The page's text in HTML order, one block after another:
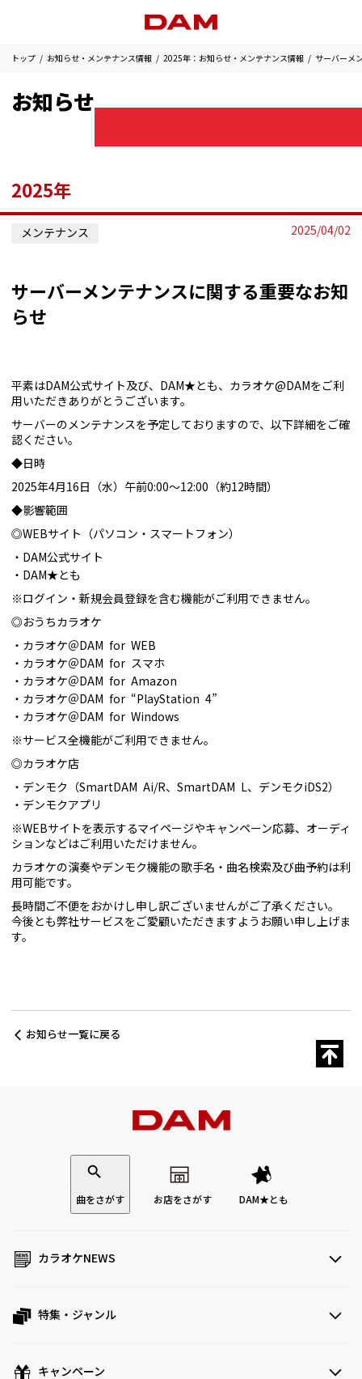
トップ お知らせ・メンテナンス情報 2025年：お知らせ・メンテナンス情報 サーバーメ
お知らせ
2025年
メンテナンス 2025/04/02
サーバーメンテナンスに関する重要なお知
らせ
平素はDAM公式サイト及び、DAM★とも、カラオケ@DAMをご利
用いただきありがとうございます。
サーバーのメンテナンスを予定しておりますので、以下詳細をご確
認ください。
◆日時
2025年4月16日（水）午前0:00～12:00（約12時間）
◆影響範囲
◎WEBサイト（パソコン・スマートフォン）
DAM公式サイト
DAM★とも
※ログイン・新規会員登録を含む機能がご利用できません。
◎おうちカラオケ
カラオケ＠DAM for WEB
カラオケ＠DAM for スマホ
カラオケ＠DAM for Amazon
カラオケ＠DAM for “PlayStation 4”
カラオケ＠DAM for Windows
※サービス全機能がご利用できません。
◎カラオケ店
デンモク（SmartDAM Ai/R、SmartDAM L、デンモクiDS2）
デンモクアプリ
※WEBサイトを表示するマイページやキャンペーン応募、オーディ
ションなどはご利用いただけません。
カラオケの演奏やデンモク機能の歌手名・曲名検索及び曲予約は利
用可能です。
長時間ご不便をおかけし申し訳ございませんがご了承ください。
今後とも弊社サービスをご愛顧いただきますようお願い申し上げま
す。
お知らせ一覧に戻る
曲をさがす お店をさがす DAM★とも
カラオケNEWS
特集・ジャンル
キャンペーン